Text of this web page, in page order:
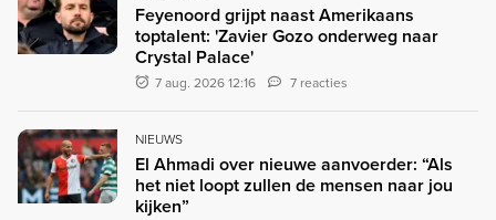
Feyenoord grijpt naast Amerikaans
toptalent: 'Zavier Gozo onderweg naar
Crystal Palace'
7 aug. 2026 12:16 7 reacties
NIEUWS
El Ahmadi over nieuwe aanvoerder: “Als
het niet loopt zullen de mensen naar jou
kijken”